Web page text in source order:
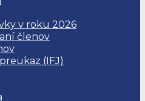
v roku 2026
členov
(IFJ)